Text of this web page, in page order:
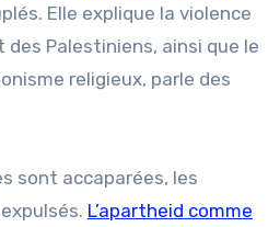
Elle explique la violence
Palestiniens, ainsi que le
religieux, parle des
sont accaparées, les
L’apartheid comme